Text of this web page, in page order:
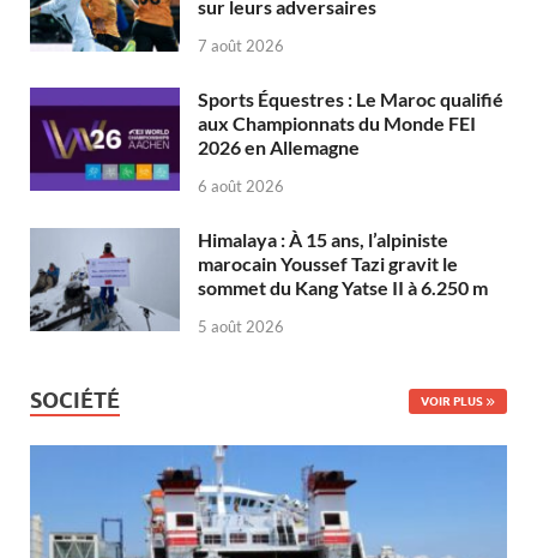
sur leurs adversaires
7 août 2026
Sports Équestres : Le Maroc qualifié
aux Championnats du Monde FEI
2026 en Allemagne
6 août 2026
Himalaya : À 15 ans, l’alpiniste
marocain Youssef Tazi gravit le
sommet du Kang Yatse II à 6.250 m
5 août 2026
SOCIÉTÉ VOIR PLUS